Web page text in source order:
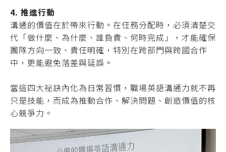
4. 推進行動
溝通的價值在於帶來行動。在任務分配時，必須清楚交
代「做什麼、為什麼、誰負責、何時完成」，才能確保
團隊方向一致、責任明確，特別在跨部門與跨國合作
中，更能避免落差與延誤。
當這四大祕訣內化為日常習慣，職場英語溝通力就不再
只是技能，而成為推動合作、解決問題、創造價值的核
心競爭力。